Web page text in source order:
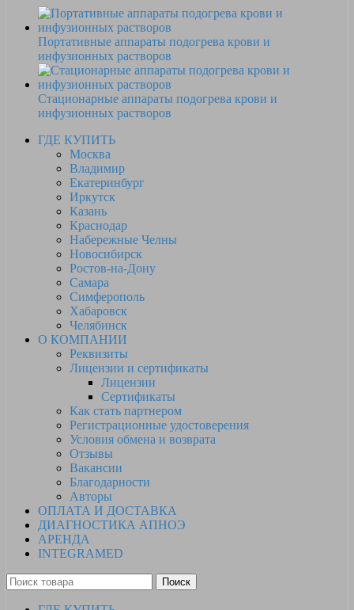
Портативные аппараты подогрева крови и
инфузионных растворов
Стационарные аппараты подогрева крови и
инфузионных растворов
ГДЕ КУПИТЬ
Москва
Владимир
Екатеринбург
Иркутск
Казань
Краснодар
Набережные Челны
Новосибирск
Ростов-на-Дону
Самара
Симферополь
Хабаровск
Челябинск
О КОМПАНИИ
Реквизиты
Лицензии и сертификаты
Лицензии
Сертификаты
Как стать партнером
Регистрационные удостоверения
Условия обмена и возврата
Отзывы
Вакансии
Благодарности
Авторы
ОПЛАТА И ДОСТАВКА
ДИАГНОСТИКА АПНОЭ
АРЕНДА
INTEGRAMED
Поиск